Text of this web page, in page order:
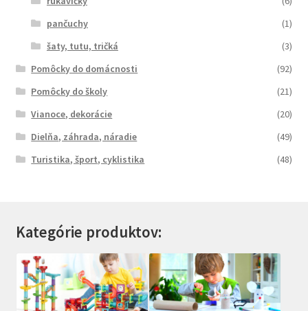
pančuchy
(1)
šaty, tutu, tričká
(3)
Pomôcky do domácnosti
(92)
Pomôcky do školy
(21)
Vianoce, dekorácie
(20)
Dielňa, záhrada, náradie
(49)
Turistika, šport, cyklistika
(48)
Kategórie produktov: